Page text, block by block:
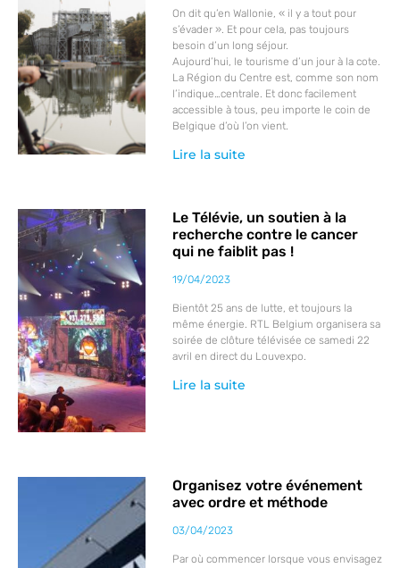
On dit qu’en Wallonie, « il y a tout pour
s’évader ». Et pour cela, pas toujours
besoin d’un long séjour.
Aujourd’hui, le tourisme d’un jour à la cote.
La Région du Centre est, comme son nom
l’indique…centrale. Et donc facilement
accessible à tous, peu importe le coin de
Belgique d’où l’on vient.
Lire la suite
Le Télévie, un soutien à la
recherche contre le cancer
qui ne faiblit pas !
19/04/2023
Bientôt 25 ans de lutte, et toujours la
même énergie. RTL Belgium organisera sa
soirée de clôture télévisée ce samedi 22
avril en direct du Louvexpo.
Lire la suite
Organisez votre événement
avec ordre et méthode
03/04/2023
Par où commencer lorsque vous envisagez